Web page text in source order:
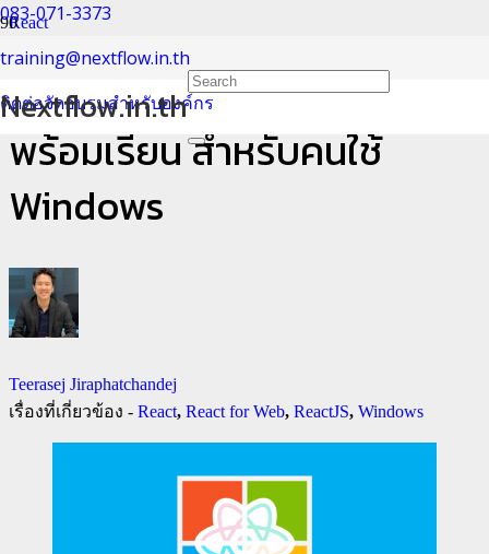
083-071-3373
training@nextflow.in.th
ติดต่อจัดอบรมสำหรับองค์กร
Nextflow.in.th
React
React: วิธีเตรียมโปรแกรม
พร้อมเรียน สำหรับคนใช้
Windows
Teerasej Jiraphatchandej
เรื่องที่เกี่ยวข้อง - React, React for Web, ReactJS, Windows